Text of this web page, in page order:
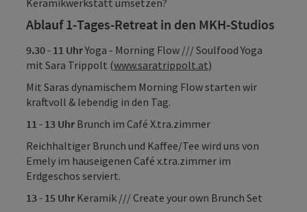
Keramikwerkstatt umsetzen?
Ablauf 1-Tages-Retreat in den MKH-Studios
9.30 - 11 UhrYoga - Morning Flow /// Soulfood Yoga
mit Sara Trippolt (www.saratrippolt.at)
Mit Saras dynamischem Morning Flow starten wir
kraftvoll & lebendig in den Tag.
11 - 13 Uhr Brunch im Café X.tra.zimmer
Reichhaltiger Brunch und Kaffee/Tee wird uns von
Emely im hauseigenen Café x.tra.zimmer im
Erdgeschos serviert.
13 - 15 Uhr Keramik /// Create your own Brunch Set